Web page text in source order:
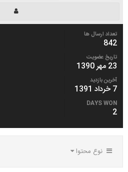
تعداد ارسال ها
842
تاریخ عضویت
23 مهر 1390
آخرین بازدید
7 خرداد 1391
DAYS WON
2
نوع محتوا